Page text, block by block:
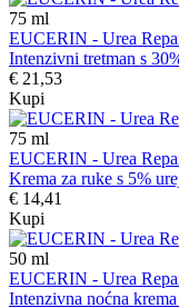
75 ml
EUCERIN - Urea
Intenzivni tretman s
€ 21,53
Kupi
75 ml
EUCERIN - Urea
Krema za ruke s 5%
€ 14,41
Kupi
50 ml
EUCERIN - Urea
Intenzivna noćna